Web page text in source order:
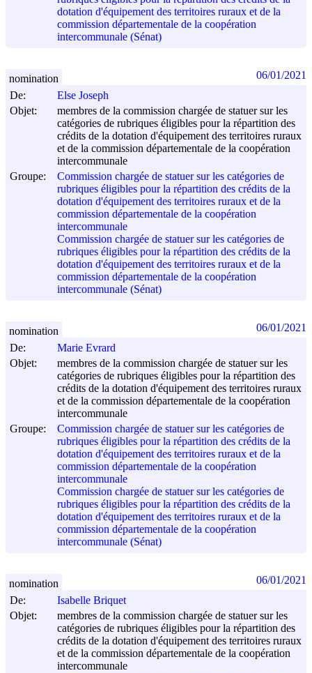
dotation d'équipement des territoires ruraux et de la
commission départementale de la coopération
intercommunale (Sénat)
De:
Else Joseph
Objet:
membres de la commission chargée de statuer sur les
catégories de rubriques éligibles pour la répartition des
crédits de la dotation d'équipement des territoires ruraux
et de la commission départementale de la coopération
intercommunale
Groupe:
Commission chargée de statuer sur les catégories de
rubriques éligibles pour la répartition des crédits de la
dotation d'équipement des territoires ruraux et de la
commission départementale de la coopération
intercommunale
Commission chargée de statuer sur les catégories de
rubriques éligibles pour la répartition des crédits de la
dotation d'équipement des territoires ruraux et de la
commission départementale de la coopération
intercommunale (Sénat)
nomination 06/01/2021
De:
Marie Evrard
Objet:
membres de la commission chargée de statuer sur les
catégories de rubriques éligibles pour la répartition des
crédits de la dotation d'équipement des territoires ruraux
et de la commission départementale de la coopération
intercommunale
Groupe:
Commission chargée de statuer sur les catégories de
rubriques éligibles pour la répartition des crédits de la
dotation d'équipement des territoires ruraux et de la
commission départementale de la coopération
intercommunale
Commission chargée de statuer sur les catégories de
rubriques éligibles pour la répartition des crédits de la
dotation d'équipement des territoires ruraux et de la
commission départementale de la coopération
intercommunale (Sénat)
nomination 06/01/2021
De:
Isabelle Briquet
Objet:
membres de la commission chargée de statuer sur les
catégories de rubriques éligibles pour la répartition des
crédits de la dotation d'équipement des territoires ruraux
et de la commission départementale de la coopération
intercommunale
nomination 06/01/2021